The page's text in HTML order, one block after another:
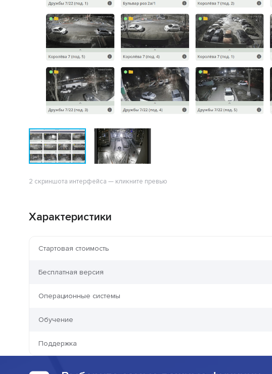
2 скриншота интерфейса — кликните превью
Характеристики
Стартовая стоимость
Бесплатная версия
Операционные системы
Обучение
Поддержка